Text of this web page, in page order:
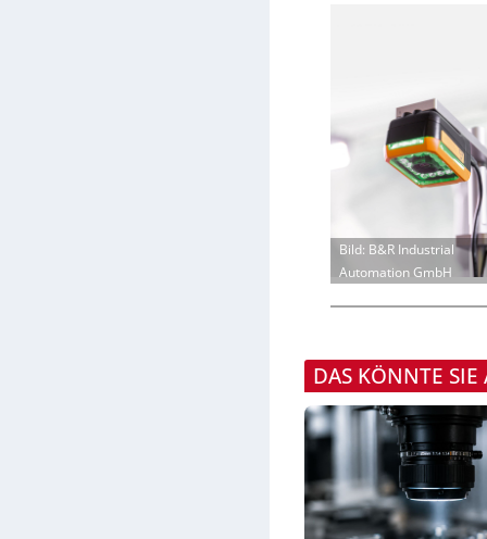
Bild: B&R Industrial
Automation GmbH
DAS KÖNNTE SIE